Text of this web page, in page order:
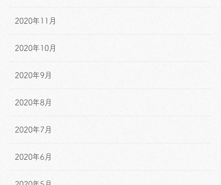
2020年11月
2020年10月
2020年9月
2020年8月
2020年7月
2020年6月